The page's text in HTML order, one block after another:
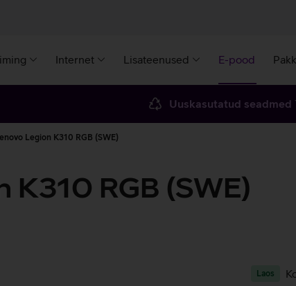
Internet Lisateenused E-pood
Uuskasutatud seadmed
Legion K310 RGB (SWE)
K310 RGB (SWE)
Laos